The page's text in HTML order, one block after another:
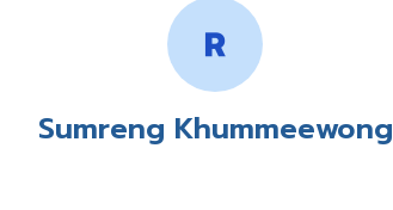
Sumreng Khummeewong